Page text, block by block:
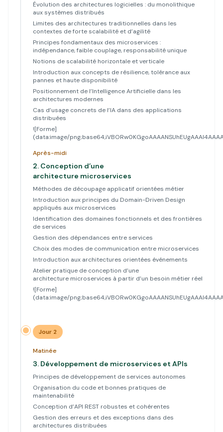
Évolution des architectures logicielles : du monolithique
aux systèmes distribués
Limites des architectures traditionnelles dans les
contextes de forte scalabilité et d’agilité
Principes fondamentaux des microservices :
indépendance, faible couplage, responsabilité unique
Notions de scalabilité horizontale et verticale
Introduction aux concepts de résilience, tolérance aux
pannes et haute disponibilité
Positionnement de l’Intelligence Artificielle dans les
architectures modernes
Cas d’usage concrets de l’IA dans des applications
distribuées
![Forme]
(data:image/
Après-midi
2. Conception d’une
architecture microservices
Méthodes de découpage applicatif orientées métier
Introduction aux principes du Domain-Driven Design
appliqués aux microservices
Identification des domaines fonctionnels et des frontières
de services
Gestion des dépendances entre services
Choix des modes de communication entre microservices
Introduction aux architectures orientées événements
Atelier pratique de conception d’une
architecture microservices à partir d’un besoin métier réel
![Forme]
(data:image/
Jour 2
Matinée
3. Développement de microservices et APIs
Principes de développement de services autonomes
Organisation du code et bonnes pratiques de
maintenabilité
Conception d’API REST robustes et cohérentes
Gestion des erreurs et des exceptions dans des
architectures distribuées